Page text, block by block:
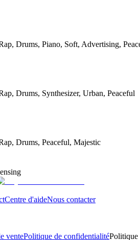
Drums, Piano, Soft, Advertising,
Drums, Synthesizer, Urban, Peaceful
Drums, Peaceful, Majestic
Centre d'aideNous contacter
ventePolitique de confidentialitéPolitique